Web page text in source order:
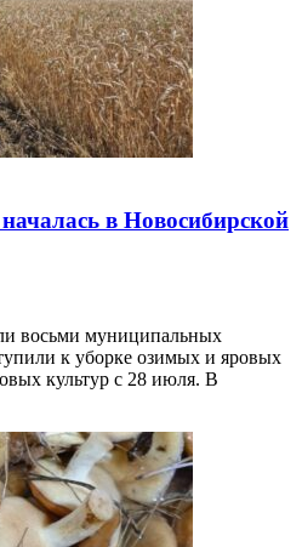
в Новосибирской
восьми муниципальных
к уборке озимых и яровых
культур с 28 июля. В